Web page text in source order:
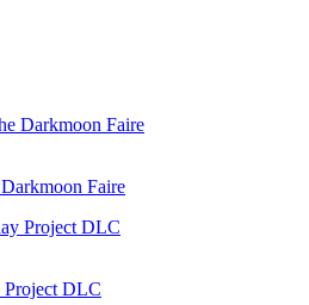
Faire
Project DLC